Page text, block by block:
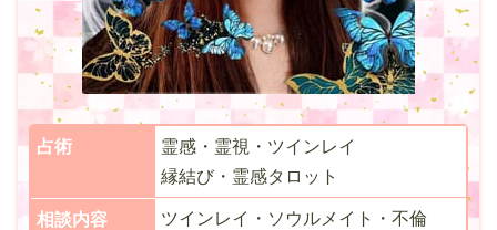
占術
霊感・霊視・ツインレイ
縁結び・霊感タロット
相談内容
ツインレイ・ソウルメイト・不倫